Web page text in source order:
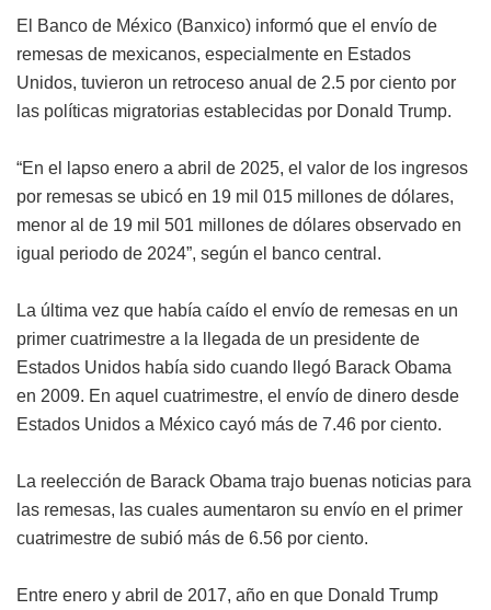
El Banco de México (Banxico) informó que el envío de
remesas de mexicanos, especialmente en Estados
Unidos, tuvieron un retroceso anual de 2.5 por ciento por
las políticas migratorias establecidas por Donald Trump.
“En el lapso enero a abril de 2025, el valor de los ingresos
por remesas se ubicó en 19 mil 015 millones de dólares,
menor al de 19 mil 501 millones de dólares observado en
igual periodo de 2024”, según el banco central.
La última vez que había caído el envío de remesas en un
primer cuatrimestre a la llegada de un presidente de
Estados Unidos había sido cuando llegó Barack Obama
en 2009. En aquel cuatrimestre, el envío de dinero desde
Estados Unidos a México cayó más de 7.46 por ciento.
La reelección de Barack Obama trajo buenas noticias para
las remesas, las cuales aumentaron su envío en el primer
cuatrimestre de subió más de 6.56 por ciento.
Entre enero y abril de 2017, año en que Donald Trump